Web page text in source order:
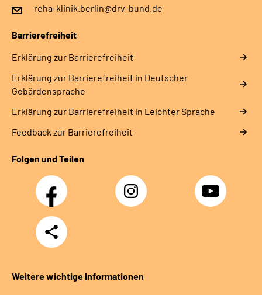
reha-klinik.berlin@drv-bund.de
Barrierefreiheit
Erklärung zur Barrierefreiheit
Erklärung zur Barrierefreiheit in Deutscher
Gebärdensprache
Erklärung zur Barrierefreiheit in Leichter Sprache
Feedback zur Barrierefreiheit
Folgen und Teilen
Facebook Instagram YouTube
Teilen
Weitere wichtige Informationen